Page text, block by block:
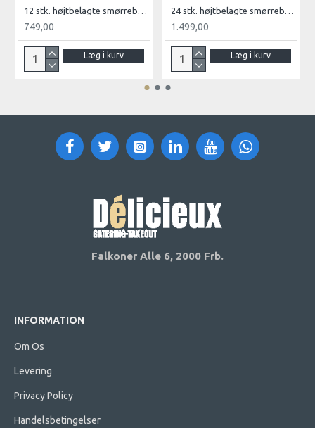
12 stk. højtbelagte smørrebrød
749,00
Læg i kurv
24 stk. højtbelagte smørrebrød
1.499,00
Læg i kurv
Falkoner Alle 6, 2000 Frb.
INFORMATION
Om Os
Levering
Privacy Policy
Handelsbetingelser